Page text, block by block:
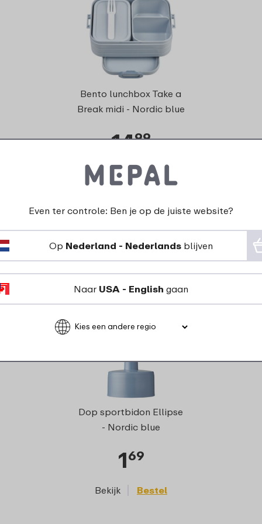
Bento lunchbox Take a
Break midi - Nordic blue
1499
Bekijk Bestel
voor dit
Dop sportbidon Ellipse
- Nordic blue
169
Bekijk Bestel
Even ter controle: Ben je op de juiste website?
Op Nederland - Nederlands blijven
Naar USA - English gaan